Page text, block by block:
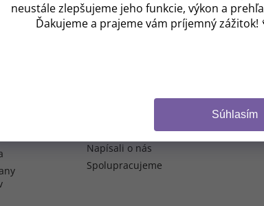
neustále zlepšujeme jeho funkcie, výkon a
Ďakujeme a prajeme vám príjemný zážitok!
Súhlasím
tovaru
MOHLO BY VÁS
Klub Molecules of Life
Napísali o nás
Spolupracujeme